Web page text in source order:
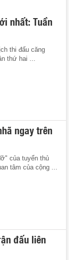
nhất: Tuần
thi đấu căng
thứ hai ...
ngay trên
của tuyển thủ
tâm của cộng ...
đấu liên